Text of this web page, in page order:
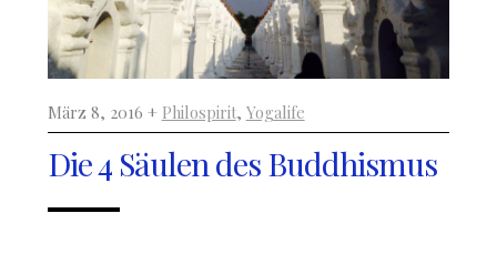
März 8, 2016 + Philospirit, Yogalife
Die 4 Säulen des Buddhismus